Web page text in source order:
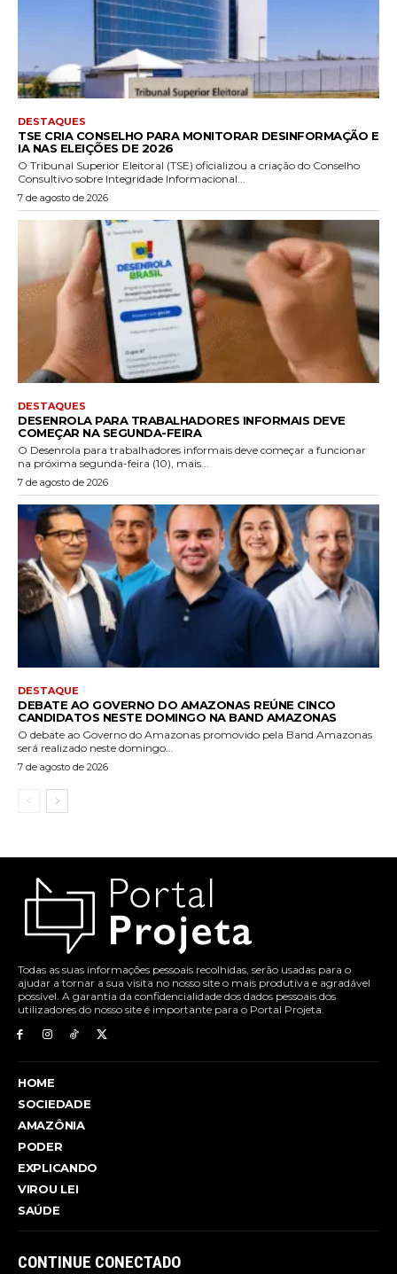
DESTAQUES
TSE CRIA CONSELHO PARA MONITORAR DESINFORMAÇÃO E
IA NAS ELEIÇÕES DE 2026
O Tribunal Superior Eleitoral (TSE) oficializou a criação do Conselho
Consultivo sobre Integridade Informacional...
7 de agosto de 2026
DESTAQUES
DESENROLA PARA TRABALHADORES INFORMAIS DEVE
COMEÇAR NA SEGUNDA-FEIRA
O Desenrola para trabalhadores informais deve começar a funcionar
na próxima segunda-feira (10), mais...
7 de agosto de 2026
DESTAQUE
DEBATE AO GOVERNO DO AMAZONAS REÚNE CINCO
CANDIDATOS NESTE DOMINGO NA BAND AMAZONAS
O debate ao Governo do Amazonas promovido pela Band Amazonas
será realizado neste domingo...
7 de agosto de 2026
Todas as suas informações pessoais recolhidas, serão usadas para o
ajudar a tornar a sua visita no nosso site o mais produtiva e agradável
possível. A garantia da confidencialidade dos dados pessoais dos
utilizadores do nosso site é importante para o Portal Projeta.
HOME
SOCIEDADE
AMAZÔNIA
PODER
EXPLICANDO
VIROU LEI
SAÚDE
CONTINUE CONECTADO